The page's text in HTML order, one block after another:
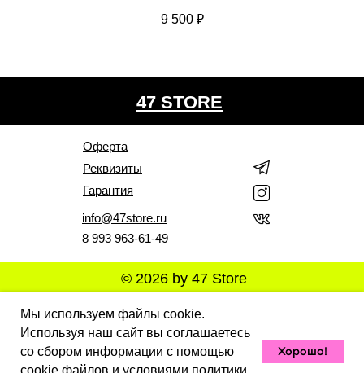
Мы используем файлы cookie.
Используя наш сайт вы соглашаетесь
со сбором информации с помощью
cookie файлов и условиями политики
Хорошо!
9 500 ₽
info@47store.ru
© 2026 by 47 Store
Оферта
Реквизиты
Гарантия
47 STORE
Все права защищены. Полное или частичное
копирование материалов Сайта в коммерческих целях
разрешено только с письменного разрешения
виновные лица могут быть привлечены к
ответственности в соответствии с действующим
8 993 963-61-49